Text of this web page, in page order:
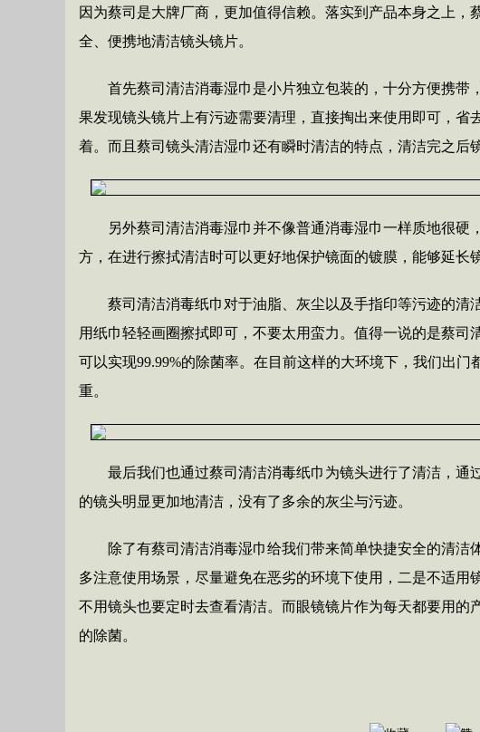
因为蔡司是大牌厂商，更加值得信赖。落实到产品本身之上
全、便携地清洁镜头镜片。
首先蔡司清洁消毒湿巾是小片独立包装的，十分方便携
果发现镜头镜片上有污迹需要清理，直接掏出来使用即可，
着。而且蔡司镜头清洁湿巾还有瞬时清洁的特点，清洁完之后
另外蔡司清洁消毒湿巾并不像普通消毒湿巾一样质地很
方，在进行擦拭清洁时可以更好地保护镜面的镀膜，能够延长
蔡司清洁消毒纸巾对于油脂、灰尘以及手指印等污迹的
用纸巾轻轻画圈擦拭即可，不要太用蛮力。值得一说的是蔡司
可以实现99.99%的除菌率。在目前这样的大环境下，我们出
重。
最后我们也通过蔡司清洁消毒纸巾为镜头进行了清洁，通
的镜头明显更加地清洁，没有了多余的灰尘与污迹。
除了有蔡司清洁消毒湿巾给我们带来简单快捷安全的清
多注意使用场景，尽量避免在恶劣的环境下使用，二是不适
不用镜头也要定时去查看清洁。而眼镜镜片作为每天都要用
的除菌。